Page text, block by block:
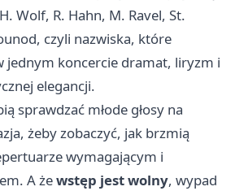
Wolf, R. Hahn, M. Ravel, St.
czyli nazwiska, które
jednym koncercie dramat, liryzm i
elegancji.
sprawdzać młode głosy na
żeby zobaczyć, jak brzmią
wymagającym i
A żewstęp jest wolny, wypad